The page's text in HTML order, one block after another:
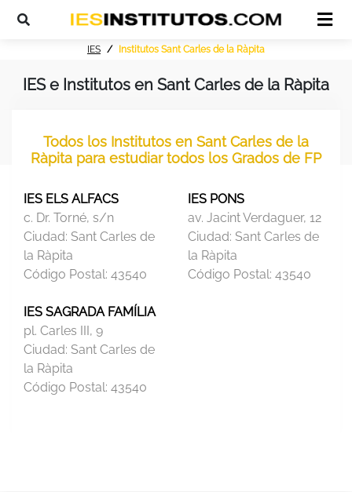
IES Institutos Sant Carles de la Ràpita
IES e Institutos en Sant Carles de la Ràpita
Todos los Institutos en Sant Carles de la
Ràpita para estudiar todos los Grados de FP
IES ELS ALFACS
c. Dr. Torné, s/n
Ciudad: Sant Carles de
la Ràpita
Código Postal: 43540
IES PONS
av. Jacint Verdaguer, 12
Ciudad: Sant Carles de
la Ràpita
Código Postal: 43540
IES SAGRADA FAMÍLIA
pl. Carles III, 9
Ciudad: Sant Carles de
la Ràpita
Código Postal: 43540